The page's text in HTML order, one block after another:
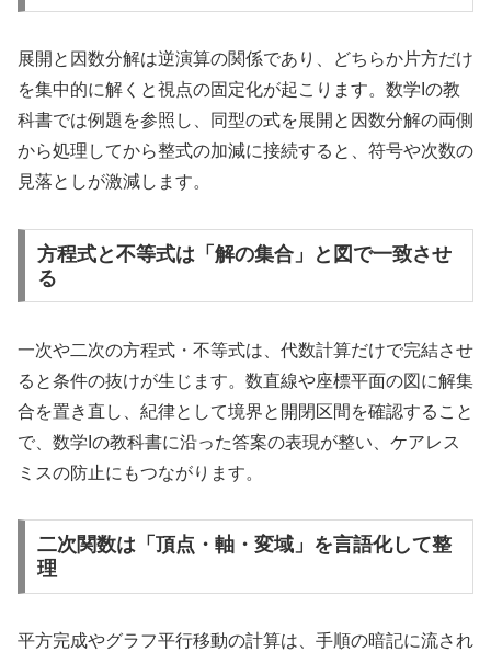
展開と因数分解は逆演算の関係であり、どちらか片方だけ
を集中的に解くと視点の固定化が起こります。数学Iの教
科書では例題を参照し、同型の式を展開と因数分解の両側
から処理してから整式の加減に接続すると、符号や次数の
見落としが激減します。
方程式と不等式は「解の集合」と図で一致させ
る
一次や二次の方程式・不等式は、代数計算だけで完結させ
ると条件の抜けが生じます。数直線や座標平面の図に解集
合を置き直し、紀律として境界と開閉区間を確認すること
で、数学Iの教科書に沿った答案の表現が整い、ケアレス
ミスの防止にもつながります。
二次関数は「頂点・軸・変域」を言語化して整
理
平方完成やグラフ平行移動の計算は、手順の暗記に流され